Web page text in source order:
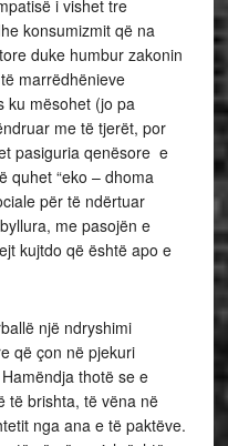
i vishet tre
konsumizmit që na
duke humbur zakonin
marrëdhënieve
ku mësohet (jo pa
me të tjerët, por
pasiguria qenësore e
quhet “eko – dhoma
për të ndërtuar
me pasojën e
kujtdo që është apo e
një ndryshimi
që çon në pjekuri
thotë se e
të brishta, të vëna në
nga ana e të paktëve.